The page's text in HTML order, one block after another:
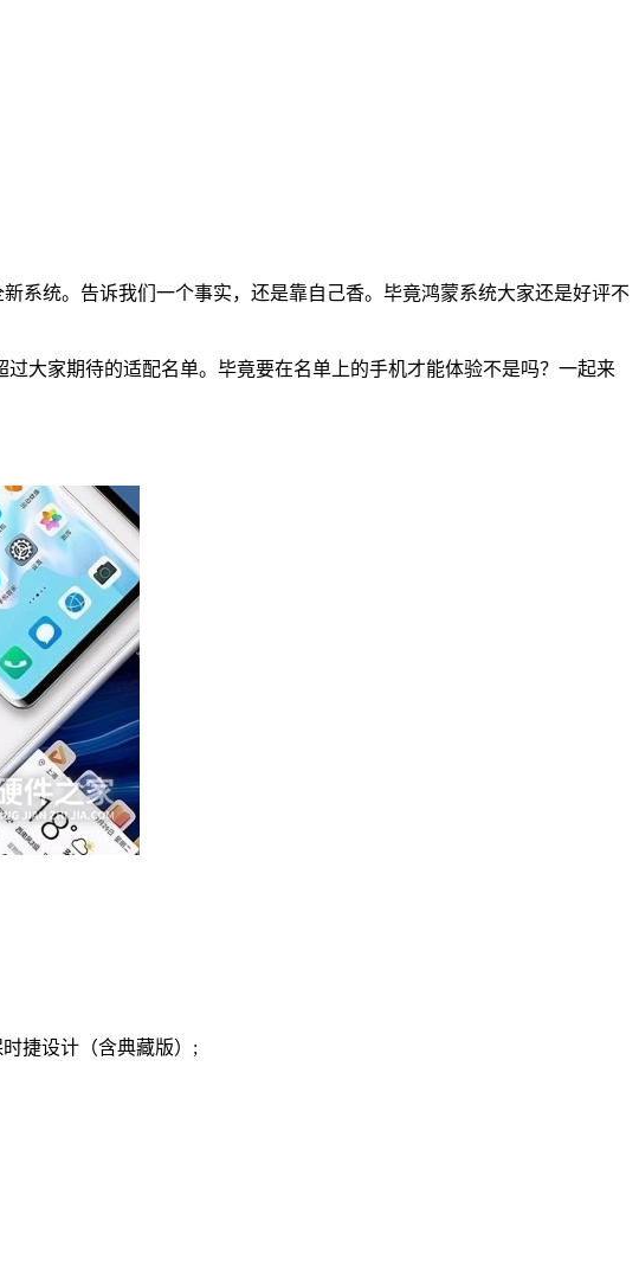
系统。告诉我们一个事实，还是靠自己香。毕竟鸿蒙系统大家还是好评不
大家期待的适配名单。毕竟要在名单上的手机才能体验不是吗？一起来
时捷设计（含典藏版）;